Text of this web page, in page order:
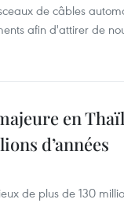
de câbles
afin d'attirer de
en
d’années
de plus de 130